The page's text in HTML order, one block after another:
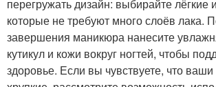
перегружать дизайн: выбирайте лёгкие
которые не требуют много слоёв лака.
завершения маникюра нанесите
кутикул и кожи вокруг ногтей, чтобы
здоровье. Если вы чувствуете, что